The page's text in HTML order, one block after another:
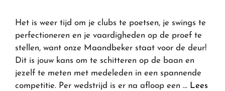
Het is weer tijd om je clubs te poetsen, je swings te
perfectioneren en je vaardigheden op de proef te
stellen, want onze Maandbeker staat voor de deur!
Dit is jouw kans om te schitteren op de baan en
jezelf te meten met medeleden in een spannende
competitie. Per wedstrijd is er na afloop een … Lees